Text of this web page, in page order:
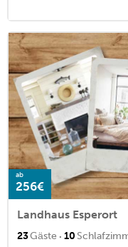
ab
256€
Landhaus Esperort
23Gäste · 10